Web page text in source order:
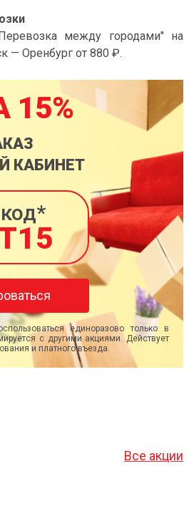
между городами" на
— Оренбург от 880 ₽.
КАБИНЕТ
единоразово только в
с другими акциями. Действует
и платного въезда.
Все акции